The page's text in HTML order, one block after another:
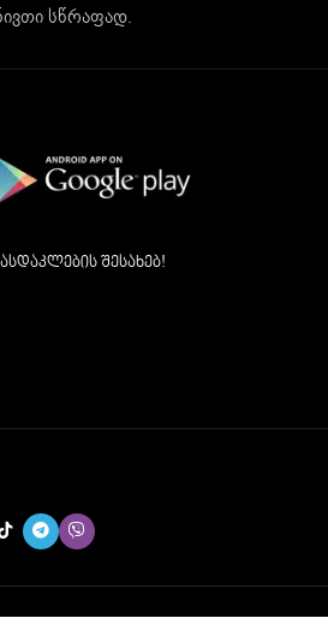
სწრაფად.
შესახებ!